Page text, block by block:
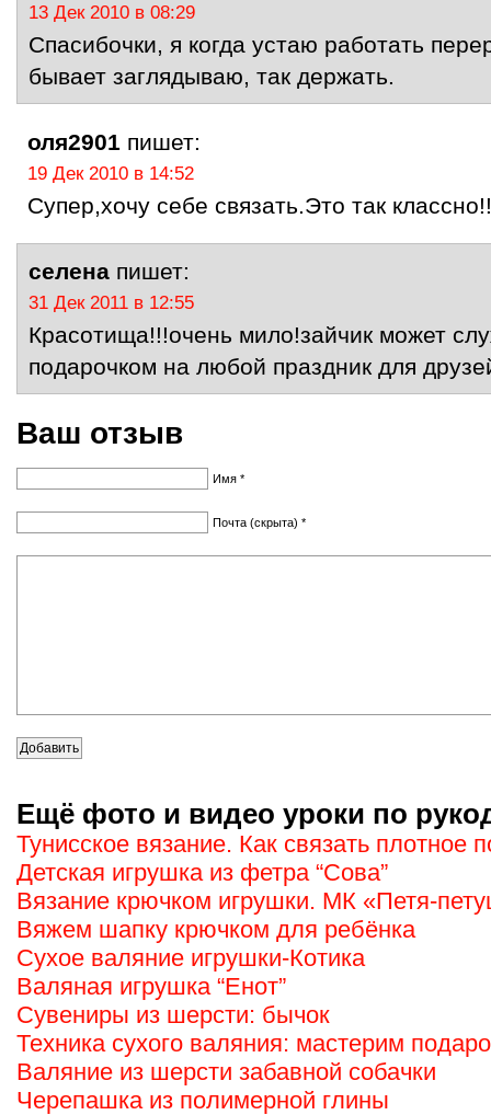
13 Дек 2010 в 08:29
Спасибочки, я когда устаю работать
бывает заглядываю, так держать.
оля2901 пишет:
19 Дек 2010 в 14:52
Супер,хочу себе связать.Это так
селена пишет:
31 Дек 2011 в 12:55
Красотища!!!очень мило!зайчик может
подарочком на любой праздник для
Ваш отзыв
Имя *
Почта (скрыта) *
Ещё фото и видео уроки по
Тунисское вязание. Как связать плотное
Детская игрушка из фетра “Сова”
Вязание крючком игрушки. МК «Петя-
Вяжем шапку крючком для ребёнка
Сухое валяние игрушки-Котика
Валяная игрушка “Енот”
Сувениры из шерсти: бычок
Техника сухого валяния: мастерим
Валяние из шерсти забавной собачки
Черепашка из полимерной глины